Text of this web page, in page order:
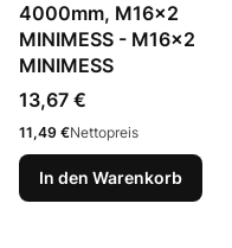
4000mm, M16x2
MINIMESS - M16x2
MINIMESS
Preis
13,67 €
Preis
11,49 €Nettopreis
In den Warenkorb